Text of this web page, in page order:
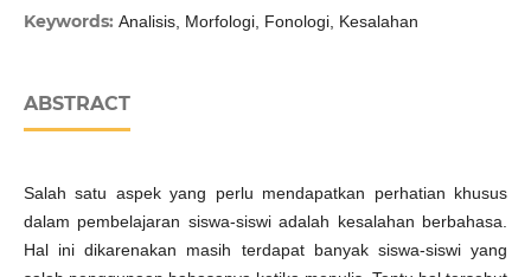
Keywords: Analisis, Morfologi, Fonologi, Kesalahan
ABSTRACT
Salah satu aspek yang perlu mendapatkan perhatian khusus
dalam pembelajaran siswa-siswi adalah kesalahan berbahasa.
Hal ini dikarenakan masih terdapat banyak siswa-siswi yang